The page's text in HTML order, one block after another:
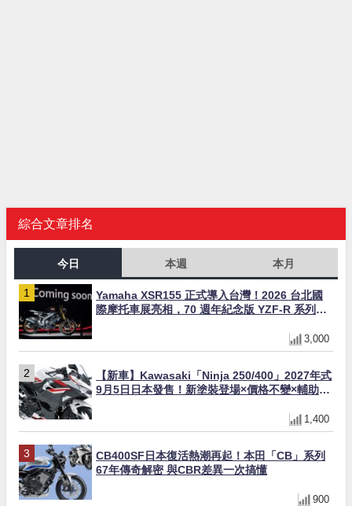
綜合文章排名
今日 本週 本月
Yamaha XSR155 正式導入台灣！2026 台北國
際摩托車展亮相，70 週年紀念版 YZF-R 系列限
3,000
【新車】Kawasaki「Ninja 250/400」2027年式
9月5日日本發售！新塗裝登場×價格不變×輔助滑
1,400
CB400SF日本復活熱潮再起！本田「CB」系列
67年傳奇解密 與CBR差異一次搞懂
900